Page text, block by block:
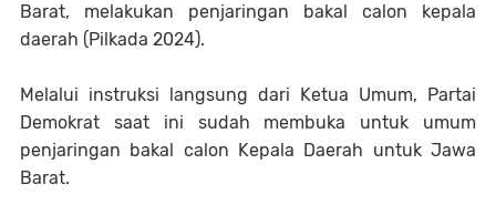
Barat, melakukan penjaringan bakal calon kepala
daerah (Pilkada 2024).
Melalui instruksi langsung dari Ketua Umum, Partai
Demokrat saat ini sudah membuka untuk umum
penjaringan bakal calon Kepala Daerah untuk Jawa
Barat.